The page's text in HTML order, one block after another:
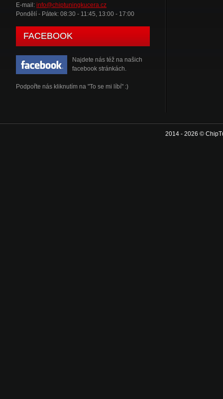
E-mail: info@chiptuningkucera.cz
Pondělí - Pátek: 08:30 - 11:45, 13:00 - 17:00
FACEBOOK
Najdete nás též na našich
facebook stránkách.
Podpořte nás kliknutím na "To se mi líbí" :)
2014 - 2026 ©